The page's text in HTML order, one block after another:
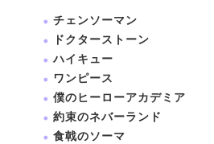
チェンソーマン
ドクターストーン
ハイキュー
ワンピース
僕のヒーローアカデミア
約束のネバーランド
食戟のソーマ